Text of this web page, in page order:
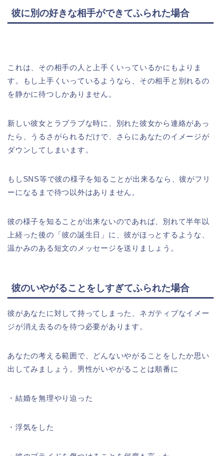
彼に別の好きな相手ができてふられた場合
これは、その相手の人と上手くいっているかにもよりま
す。もし上手くいっているようなら、その相手と別れるの
を静かに待つしかありません。
新しい彼女とラブラブな時に、別れた彼女から連絡があっ
たら、うるさがられるだけで、さらにあなたのイメージが
ダウンしてしまいます。
もしSNS等で彼の様子を知ることが出来るなら、彼がフリ
ーになるまで待つ以外はありません。
彼の様子を知ることが出来ないのであれば、別れて半年以
上経った後の「彼の誕生日」に、彼がほっとするような、
温かみのある短文のメッセージを送りましょう。
彼のいやがることをしすぎてふられた場合
彼があなたに対して持ってしまった、ネガティブなイメー
ジが消え去るのを待つ必要があります。
あなたの考える範囲で、どんないやがることをしたか思い
出してみましょう。男性がいやがることは順番に
・結婚を無理やり迫った
・浮気をした